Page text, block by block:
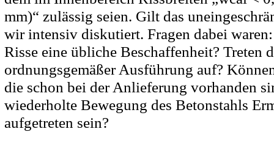
mm)“ zulässig seien. Gilt das
wir intensiv diskutiert. Fragen dabei
Risse eine übliche Beschaffenheit? Treten
ordnungsgemäßer Ausführung auf?
die schon bei der Anlieferung vorhanden
wiederholte Bewegung des Betonstahls
aufgetreten sein?